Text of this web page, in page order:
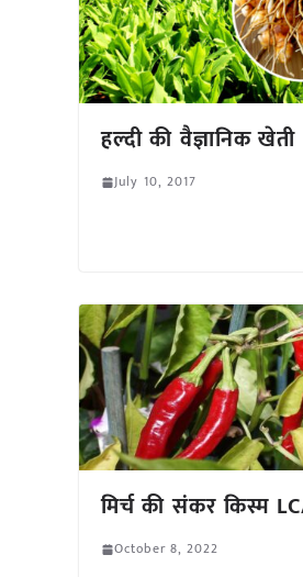
हल्दी की वैज्ञानिक खेती
July 10, 2017
मिर्च की संकर किस्म
October 8, 2022